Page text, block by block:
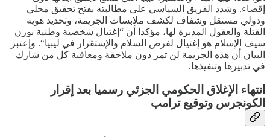
إقصاء. وشدد الفريق السياسي على مطالبته بفتح تحقيق محلي
ودولي مستقل وشفاف لكشف ملابسات الجريمة، وتحديد هوية
القتلة والعقول المدبرة لها، مؤكدا أن “إغتيال شخصية وطنية بوزن
سيف الإسلام هو إغتيال لفرص السلام والإستقرار في ليبيا“. وإعتبر
البيان أن هذه الجريمة لن تمر دون ملاحقة ومعاقبة كل من شارك
في تدبيرها وتنفيذها.
انتهاء الإغلاق الحكومي الجزئي رسميا بعد إقرار
الكونجرس وتوقيع ترامب